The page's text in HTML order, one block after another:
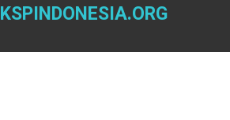
Skip
KSPINDONESIA.ORG